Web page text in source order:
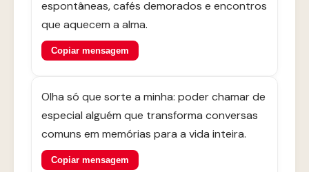
espontâneas, cafés demorados e encontros
que aquecem a alma.
Copiar mensagem
Olha só que sorte a minha: poder chamar de
especial alguém que transforma conversas
comuns em memórias para a vida inteira.
Copiar mensagem